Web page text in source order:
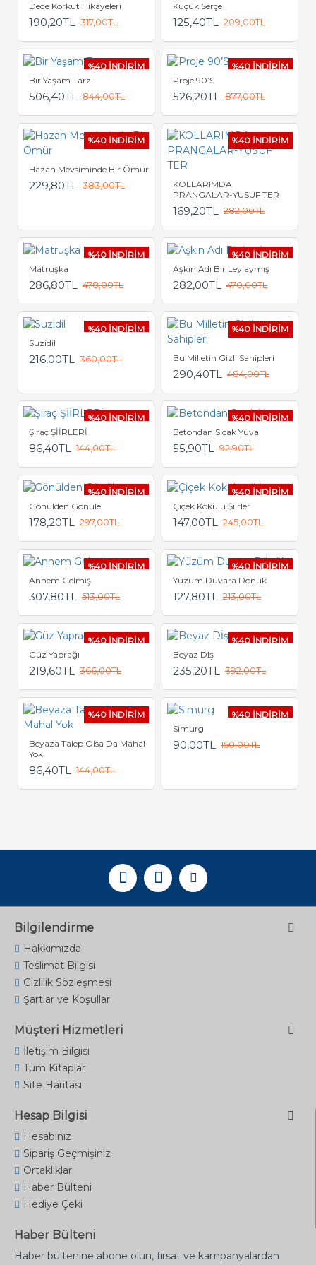
Dede Korkut Hikâyeleri
190,20TL 317,00TL
Küçük Serçe
125,40TL 209,00TL
%40 İNDİRİM
Bir Yaşam Tarzı
506,40TL 844,00TL
%40 İNDİRİM
Proje 90’S
526,20TL 877,00TL
%40 İNDİRİM
Hazan Mevsiminde Bir Ömür
229,80TL 383,00TL
%40 İNDİRİM
KOLLARIMDA
PRANGALAR-YUSUF TER
169,20TL 282,00TL
%40 İNDİRİM
Matruşka
286,80TL 478,00TL
%40 İNDİRİM
Aşkın Adı Bir Leylaymış
282,00TL 470,00TL
%40 İNDİRİM
Suzidil
216,00TL 360,00TL
%40 İNDİRİM
Bu Milletin Gizli Sahipleri
290,40TL 484,00TL
%40 İNDİRİM
Şıraç ŞİİRLERİ
86,40TL 144,00TL
%40 İNDİRİM
Betondan Sıcak Yuva
55,90TL 92,90TL
%40 İNDİRİM
Gönülden Gönüle
178,20TL 297,00TL
%40 İNDİRİM
Çiçek Kokulu Şiirler
147,00TL 245,00TL
%40 İNDİRİM
Annem Gelmiş
307,80TL 513,00TL
%40 İNDİRİM
Yüzüm Duvara Dönük
127,80TL 213,00TL
%40 İNDİRİM
Güz Yaprağı
219,60TL 366,00TL
%40 İNDİRİM
Beyaz Di̇ş
235,20TL 392,00TL
%40 İNDİRİM
Beyaza Talep Olsa Da Mahal
Yok
86,40TL 144,00TL
%40 İNDİRİM
Simurg
90,00TL 150,00TL
Bilgilendirme
Hakkımızda
Teslimat Bilgisi
Gizlilik Sözleşmesi
Şartlar ve Koşullar
Müşteri Hizmetleri
İletişim Bilgisi
Tüm Kitaplar
Site Haritası
Hesap Bilgisi
Hesabınız
Sipariş Geçmişiniz
Ortaklıklar
Haber Bülteni
Hediye Çeki
Haber Bülteni
Haber bültenine abone olun, fırsat ve kampanyalardan